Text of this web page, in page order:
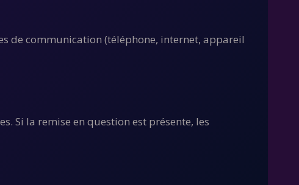
de communication (téléphone, internet, appareil
Si la remise en question est présente, les